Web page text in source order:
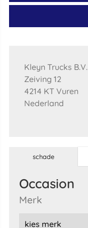
Kleyn Trucks B.V.
Zeiving 12
4214 KT Vuren
Nederland
schade
occasion
merk